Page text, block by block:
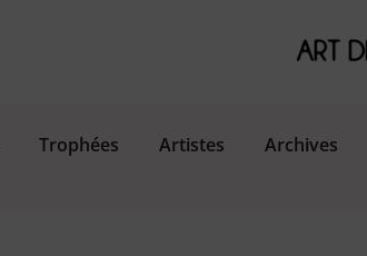
Trophées Artistes Archives